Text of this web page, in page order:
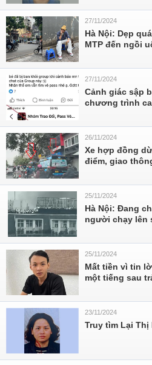
27/11/2024
Hà Nội: Dẹp
MTP đến ngồi
27/11/2024
Cảnh giác sập
chương trình
26/11/2024
Xe hợp đồng
điểm, giao
25/11/2024
Hà Nội: Đang
người chạy lên
25/11/2024
Mất tiền vì tin
một tiếng sau
23/11/2024
Truy tìm Lại Thị